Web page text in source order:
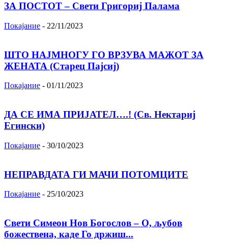
ЗА ПОСТОТ – Свети Григориј Палама
Покајание - 22/11/2023
ШТО НАЈМНОГУ ГО ВРЗУВА МАЖОТ ЗА
ЖЕНАТА (Старец Пајсиј)
Покајание - 01/11/2023
ДА СЕ ИМА ПРИЈАТЕЛ….! (Св. Нектариј
Егински)
Покајание - 30/10/2023
НЕПРАВДАТА ГИ МАЧИ ПОТОМЦИТЕ
Покајание - 25/10/2023
Свети Симеон Нов Богослов – О, љубов
божествена, каде Го држиш...